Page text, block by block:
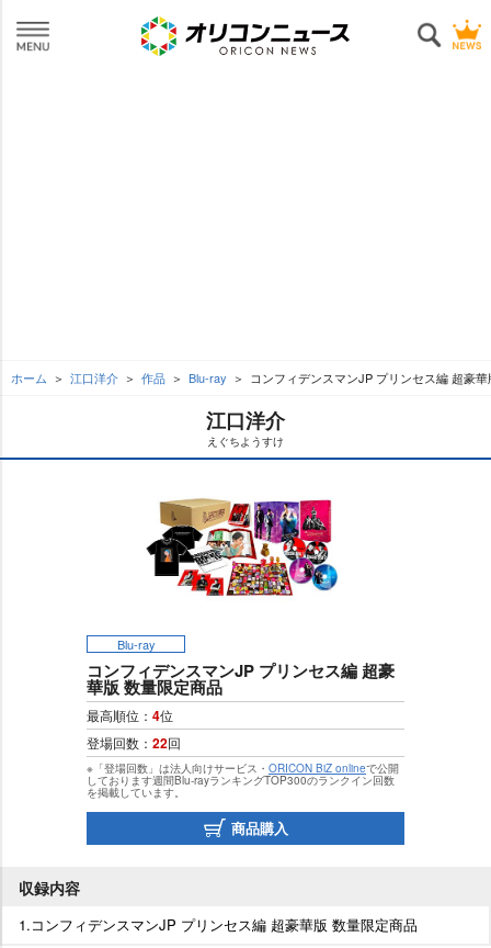
ホーム 江口洋介 作品 Blu-ray コンフィデンスマンJP プリンセス編 超豪
江口洋介
えぐちようすけ
Blu-ray
コンフィデンスマンJP プリンセス編 超豪
華版 数量限定商品
最高順位： 4位
登場回数： 22回
※「登場回数」は法人向けサービス・ ORICON BiZ onlineで公開
しております週間Blu-rayランキングTOP300のランクイン回数
を掲載しています。
商品購入
収録内容
1.コンフィデンスマンJP プリンセス編 超豪華版 数量限定商品